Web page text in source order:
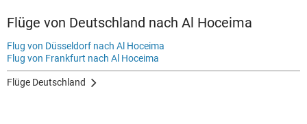
Flüge von Deutschland nach Al Hoceima
Flug von Düsseldorf nach Al Hoceima
Flug von Frankfurt nach Al Hoceima
Flüge Deutschland